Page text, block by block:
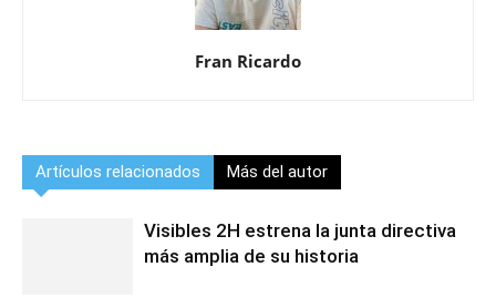
Fran Ricardo
Artículos relacionados Más del autor
Visibles 2H estrena la junta directiva
más amplia de su historia